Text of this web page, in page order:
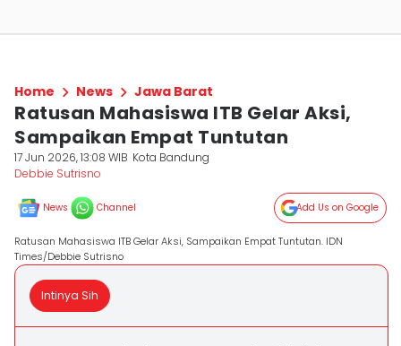
Home News Jawa Barat
Ratusan Mahasiswa ITB Gelar Aksi,
Sampaikan Empat Tuntutan
17 Jun 2026, 13:08 WIB Kota Bandung
Debbie Sutrisno
News Channel Add Us on Google
Ratusan Mahasiswa ITB Gelar Aksi, Sampaikan Empat Tuntutan. IDN
Times/Debbie Sutrisno
Intinya Sih